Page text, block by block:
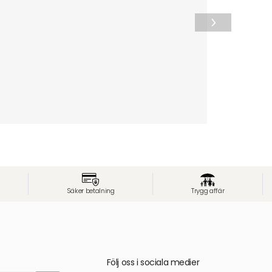
Säker betalning Trygg affär
Följ oss i sociala medier